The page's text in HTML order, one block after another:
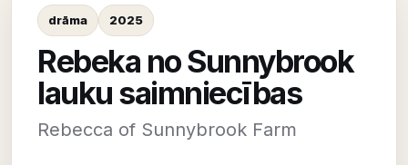
drāma 2025
Rebeka no Sunnybrook
lauku saimniecības
Rebecca of Sunnybrook Farm